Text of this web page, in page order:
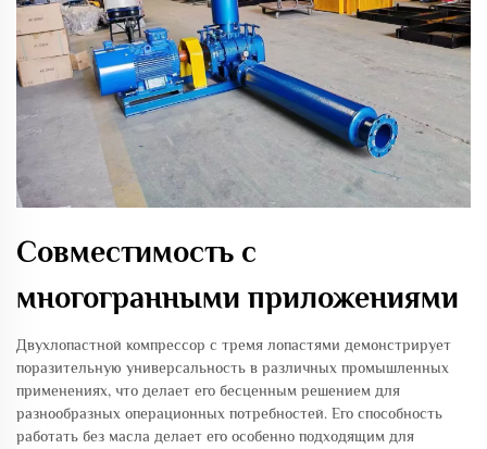
Совместимость с
многогранными приложениями
Двухлопастной компрессор с тремя лопастями демонстрирует
поразительную универсальность в различных промышленных
применениях, что делает его бесценным решением для
разнообразных операционных потребностей. Его способность
работать без масла делает его особенно подходящим для